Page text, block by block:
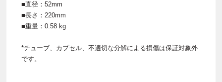
■直径：52mm
■長さ：220mm
■重量：0.58 kg
*チューブ、カプセル、不適切な分解による損傷は保証対象外
です。